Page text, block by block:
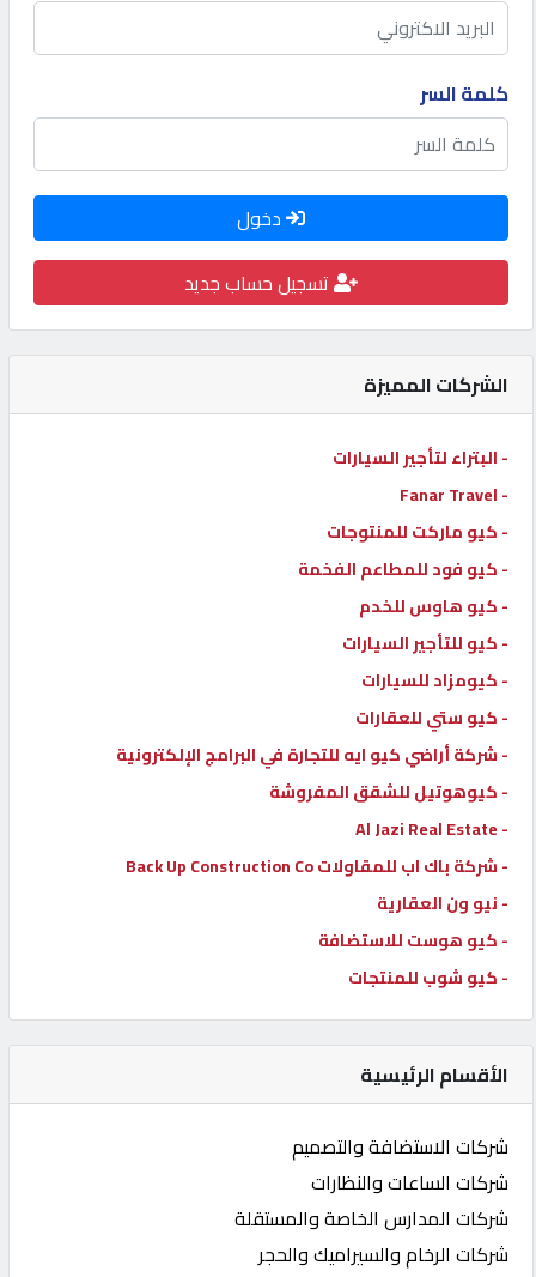
كيو
مزاد
كيو
نمبر
كيو
كارز
كيو
ماركت
الدليل
القطري
POWERED
QHOST
كلمة السر
دخول
تسجيل حساب جديد
الشركات المميزة
- البتراء لتأجير السيارات
- Fanar Travel
- كيو ماركت للمنتوجات
- كيو فود للمطاعم الفخمة
- كيو هاوس للخدم
- كيو للتأجير السيارات
- كيومزاد للسيارات
- كيو ستي للعقارات
- شركة أراضي كيو ايه للتجارة في البرامج الإلكترونية
- كيوهوتيل للشقق المفروشة
- Al Jazi Real Estate
- شركة باك اب للمقاولات Back Up Construction Co
- نيو ون العقارية
- كيو هوست للاستضافة
- كيو شوب للمنتجات
الأقسام الرئيسية
شركات الاستضافة والتصميم
شركات الساعات والنظارات
شركات المدارس الخاصة والمستقلة
شركات الرخام والسيراميك والحجر